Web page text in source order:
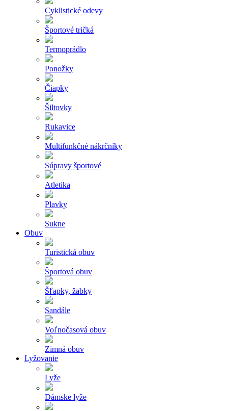
Cyklistické odevy
Športové tričká
Termoprádlo
Ponožky
Čiapky
Šiltovky
Rukavice
Multifunkčné nákrčníky
Súpravy športové
Atletika
Plavky
Sukne
Obuv
Turistická obuv
Športová obuv
Šľapky, žabky
Sandále
Voľnočasová obuv
Zimná obuv
Lyžovanie
Lyže
Dámske lyže